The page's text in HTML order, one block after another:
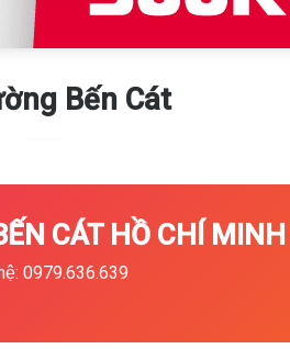
Bến Cát
CÁT HỒ CHÍ
0979.636.639